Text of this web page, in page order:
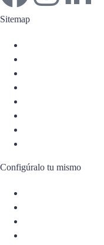
Sitemap
Configúralo tu mismo